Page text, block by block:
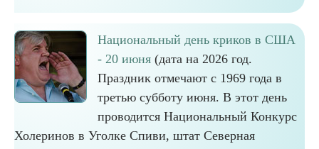
Национальный день криков в США
- 20 июня (дата на 2026 год.
Праздник отмечают с 1969 года в
третью субботу июня. В этот день
проводится Национальный Конкурс
Холеринов в Уголке Спиви, штат Северная